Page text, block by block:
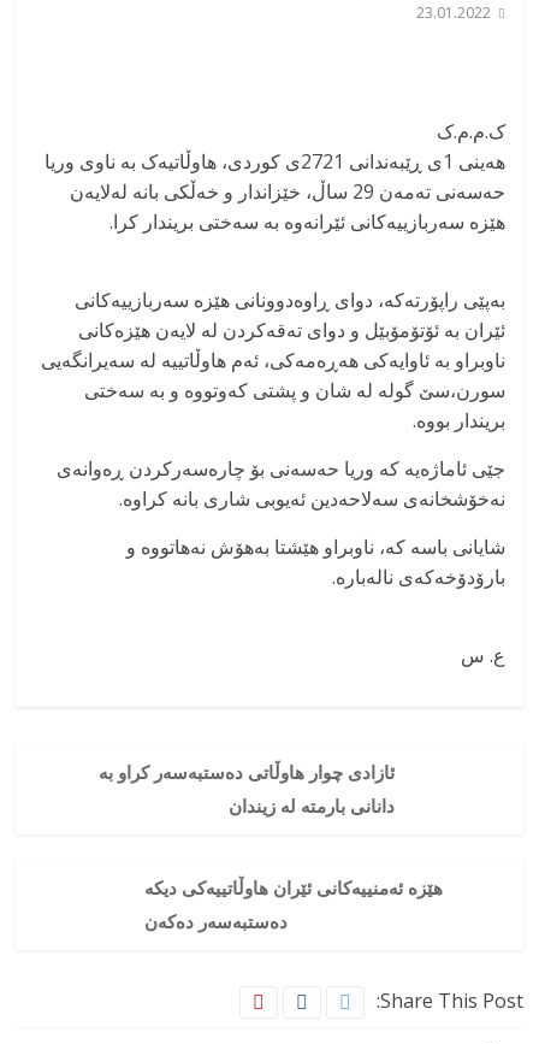
23.01.2022
ک.م.م.ک
هەینی 1ی ڕێبەندانی 2721ی کوردی، هاوڵاتیەک بە ناوی وریا
حەسەنی تەمەن 29 ساڵ، خێزاندار و خەڵکی بانە لەلایەن
هێزە سەربازییەکانی ئێرانەوە بە سەختی بریندار کرا.
بەپێی راپۆرتەکە، دوای ڕاوەدوونانی هێزە سەربازییەکانی
ئێران بە ئۆتۆمۆبێل و دوای تەقەکردن لە لایەن هێزەکانی
ناوبراو بە ئاوایەکی هەڕەمەکی، ئەم هاوڵاتییە لە سەیرانگەیی
سورن،سێ گولە لە شان و پشتی کەوتووە و بە سەختی
بریندار بووە.
جێی ئاماژەیە کە وریا حەسەنی بۆ چارەسەرکردن ڕەوانەی
نەخۆشخانەی سەلاحەدین ئەیوبی شاری بانه کراوە.
شایانی باسە کە، ناوبراو هێشتا بەهۆش نەهاتووە و
بارۆدۆخەکەی نالەبارە.
ع. س
ئازادی چوار هاوڵاتی دەستبەسەر کراو بە
دانانی بارمتە لە زیندان
هێزە ئەمنییەکانی ئێران هاوڵاتییەکی دیکە
دەستبەسەر دەکەن
Share This Post: